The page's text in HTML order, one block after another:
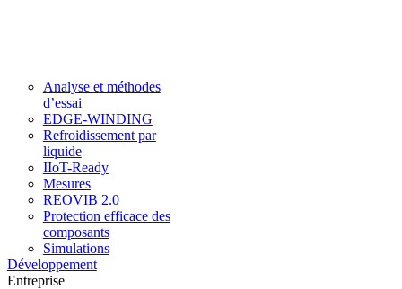
Analyse et méthodes
d’essai
EDGE-WINDING
Refroidissement par
liquide
IIoT-Ready
Mesures
REOVIB 2.0
Protection efficace des
composants
Simulations
Développement
Entreprise